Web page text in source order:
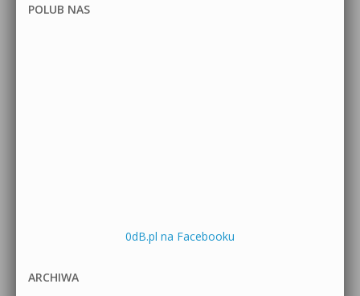
POLUB NAS
0dB.pl na Facebooku
ARCHIWA